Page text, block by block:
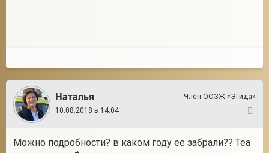
Наталья
Член ООЗЖ «Эгида»
10.08.2018 в 14:04
Можно подробности? в каком году ее забрали?? Теа